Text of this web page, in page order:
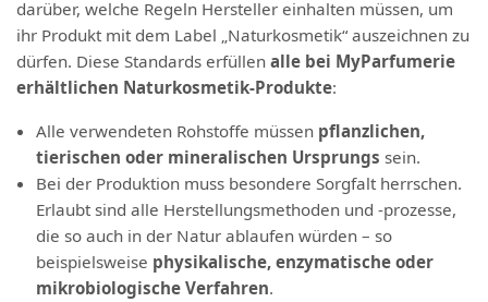
darüber, welche Regeln Hersteller einhalten müssen, um
ihr Produkt mit dem Label „Naturkosmetik“ auszeichnen zu
dürfen. Diese Standards erfüllen alle bei MyParfumerie
erhältlichen Naturkosmetik-Produkte:
Alle verwendeten Rohstoffe müssen pflanzlichen,
tierischen oder mineralischen Ursprungs sein.
Bei der Produktion muss besondere Sorgfalt herrschen.
Erlaubt sind alle Herstellungsmethoden und -prozesse,
die so auch in der Natur ablaufen würden – so
beispielsweise physikalische, enzymatische oder
mikrobiologische Verfahren.